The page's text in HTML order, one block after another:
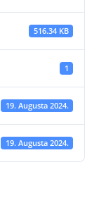
516.34 KB
1
19. Augusta 2024.
19. Augusta 2024.